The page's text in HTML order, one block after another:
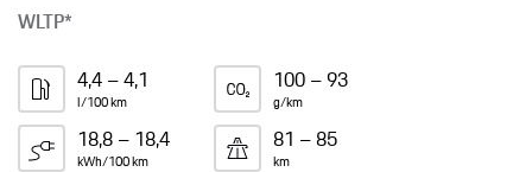
WLTP*
4,4 – 4,1
l/100 km
100 – 93
g/km
18,8 – 18,4
kWh/100 km
81 – 85
km